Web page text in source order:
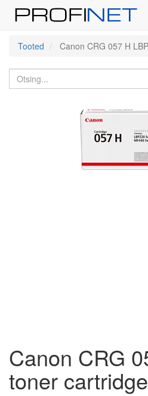
Tooted
Canon CRG 057 H
Canon CRG
toner cartridge